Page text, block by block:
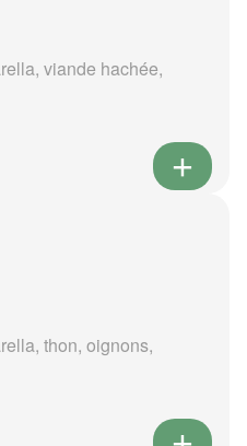
viande hachée,
thon, oignons,